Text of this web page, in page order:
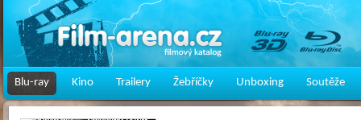
Blu-ray Kino Trailery Žebříčky Unboxing Soutěže